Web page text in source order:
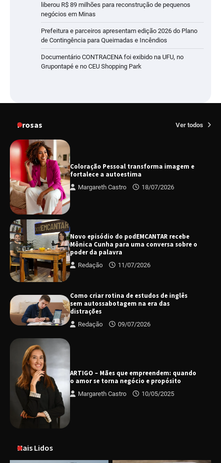
liberou R$ 89 milhões para reconstrução de pequenos
negócios em Minas
Prefeitura e parceiros apresentam edição 2026 do Plano
de Contingência para Queimadas e Incêndios
Documentário CONTRACENA foi exibido na UFU, no
Grupontapé e no CEU Shopping Park
Prosas Ver todos
Coloração Pessoal transforma imagem e
fortalece a autoestima
Margareth Castro 18/07/2026
Novo episódio do podEMCANTAR recebe
Mônica Cunha para uma conversa sobre o
poder da palavra
Redação 11/07/2026
Como criar rotina de estudos de inglês
sem autossabotagem na era das
distrações
Redação 09/07/2026
ARTIGO – Mães que empreendem: quando
o amor se torna negócio e propósito
Margareth Castro 10/05/2025
Mais Lidos